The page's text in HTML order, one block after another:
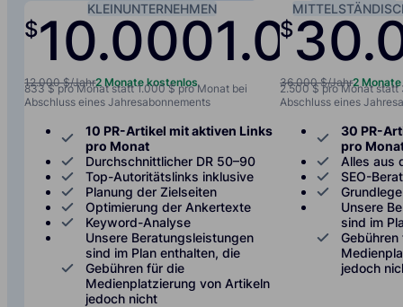
KLEINUNTERNEHMEN
$10.0001.000/
12.000 $/Jahr2 Monate kostenlos
833 $ pro Monat statt 1.000 $ pro Monat bei
Abschluss eines Jahresabonnements
10 PR-Artikel mit aktiven Links
pro Monat
Durchschnittlicher DR 50–90
Top-Autoritätslinks inklusive
Planung der Zielseiten
Optimierung der Ankertexte
Keyword-Analyse
Unsere Beratungsleistungen
sind im Plan enthalten, die
Gebühren für die
Medienplatzierung von Artikeln
jedoch nicht
$
36.000 $/Jahr2
2.500 $ pro Monat
Abschluss eines
30 PR-
pro
Alles aus
SEO-
Unsere
sind im
jedoch